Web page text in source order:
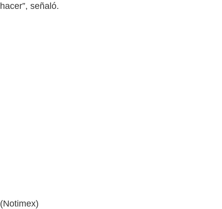
hacer”, señaló.
(Notimex)